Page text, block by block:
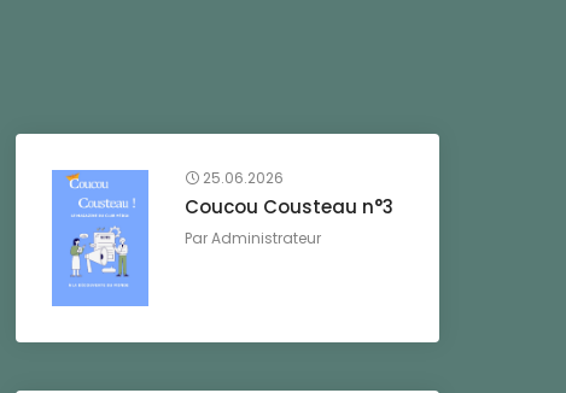
25.06.2026
Coucou Cousteau n°3
ParAdministrateur